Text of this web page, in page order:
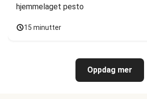
hjemmelaget pesto
15 minutter
Oppdag mer